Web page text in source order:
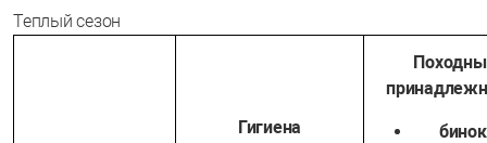
Теплый сезон
Гигиена